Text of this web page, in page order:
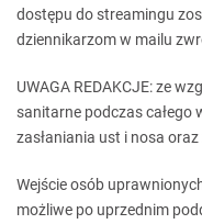
dostępu do streamingu
dziennikarzom w mailu
UWAGA REDAKCJE: ze
sanitarne podczas całego
zasłaniania ust i nosa
Wejście osób
możliwe po uprzednim